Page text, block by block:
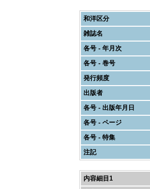
和洋区分
雑誌名
各号 - 年月次
各号 - 巻号
発行頻度
出版者
各号 - 出版年月日
各号 - ページ
各号 - 特集
注記
内容細目1